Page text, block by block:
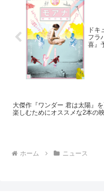
ドキ
フラ
喜』
大傑作『ワンダー 君は太陽』を
楽しむためにオススメな2本の
ホーム ニュース